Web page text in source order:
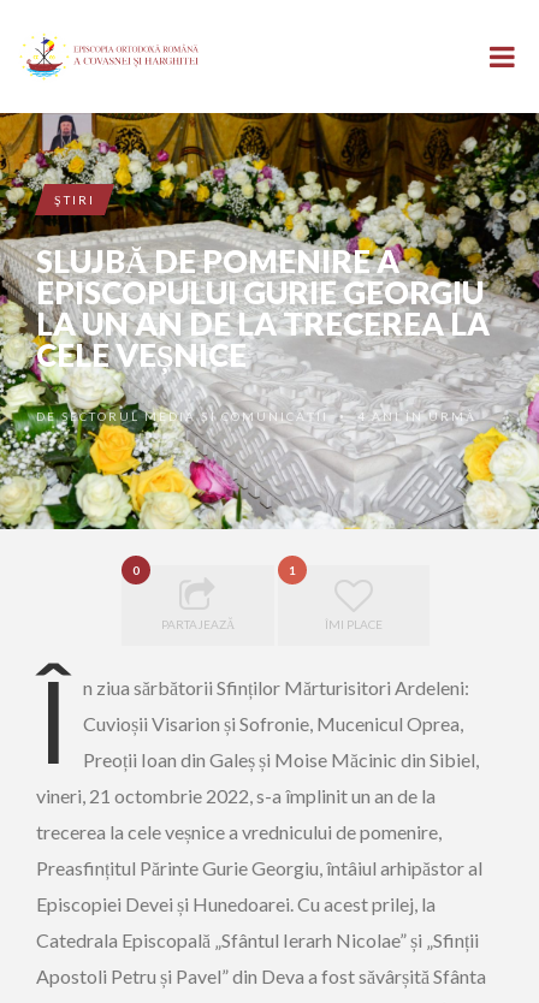
ŞTIRI
SLUJBĂ DE POMENIRE A
EPISCOPULUI GURIE GEORGIU
LA UN AN DE LA TRECEREA LA
CELE VEȘNICE
DESECTORUL MEDIA ȘI COMUNICAȚII •4 ANI ÎN URMĂ
0
PARTAJEAZĂ
1
ÎMI PLACE
Î n ziua sărbătorii Sfinților Mărturisitori Ardeleni:
Cuvioșii Visarion și Sofronie, Mucenicul Oprea,
Preoții Ioan din Galeș și Moise Măcinic din Sibiel,
vineri, 21 octombrie 2022, s-a împlinit un an de la
trecerea la cele veșnice a vrednicului de pomenire,
Preasfințitul Părinte Gurie Georgiu, întâiul arhipăstor al
Episcopiei Devei și Hunedoarei. Cu acest prilej, la
Catedrala Episcopală „Sfântul Ierarh Nicolae” și „Sfinții
Apostoli Petru și Pavel” din Deva a fost săvârșită Sfânta